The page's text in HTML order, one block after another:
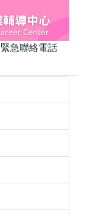
緊急聯絡電話